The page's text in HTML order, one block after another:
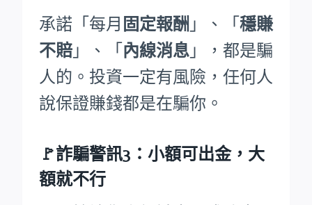
承諾「每月 固定報酬 」、「 穩賺
不賠 」、「 內線消息 」，都是騙
人的。投資一定有風險，任何人
說保證賺錢都是在騙你。
🚩詐騙警訊3：小額可出金，大
額就不行